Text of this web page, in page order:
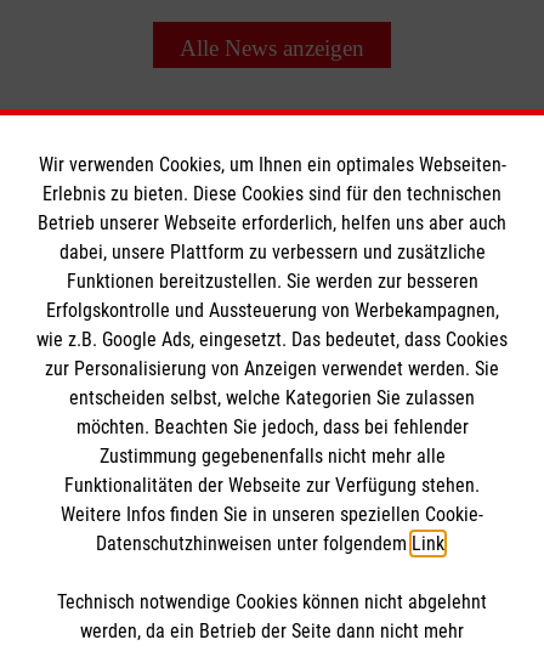
Alle News anzeigen
Informationen
Impressum
Datenschutz
Kontakt
Barrierefreiheit
Die Malteser
Malteser in Deutschland
Malteserorden
Sharepoint
Spendenkonto
Sparkasse Emsland
So finden Sie uns
Wir verwenden Cookies, um Ihnen ein optimales Webseiten-
Erlebnis zu bieten. Diese Cookies sind für den technischen
Betrieb unserer Webseite erforderlich, helfen uns aber auch
dabei, unsere Plattform zu verbessern und zusätzliche
Funktionen bereitzustellen. Sie werden zur besseren
Erfolgskontrolle und Aussteuerung von Werbekampagnen,
wie z.B. Google Ads, eingesetzt. Das bedeutet, dass Cookies
zur Personalisierung von Anzeigen verwendet werden. Sie
entscheiden selbst, welche Kategorien Sie zulassen
möchten. Beachten Sie jedoch, dass bei fehlender
Zustimmung gegebenenfalls nicht mehr alle
Funktionalitäten der Webseite zur Verfügung stehen.
Weitere Infos finden Sie in unseren speziellen Cookie-
Datenschutzhinweisen unter folgendem Link.
Technisch notwendige Cookies können nicht abgelehnt
werden, da ein Betrieb der Seite dann nicht mehr